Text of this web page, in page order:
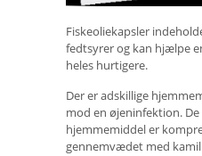
Fiskeoliekapsler
fedtsyrer og kan hjælpe
heles hurtigere.
Der er adskillige
mod en øjeninfektion.
hjemmemiddel er
gennemvædet med